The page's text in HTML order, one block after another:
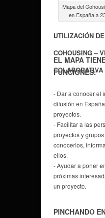
Mapa del
en España a
.UTILIZACIÓN
COHOUSING –
.
EL MAPA
FUNCIONES:
- Dar a conocer el
difusión en
proyectos.
- Facilitar a las
proyectos y
conocerlos,
ellos.
- Ayudar a poner
próximas
un proyecto.
PINCHANDO